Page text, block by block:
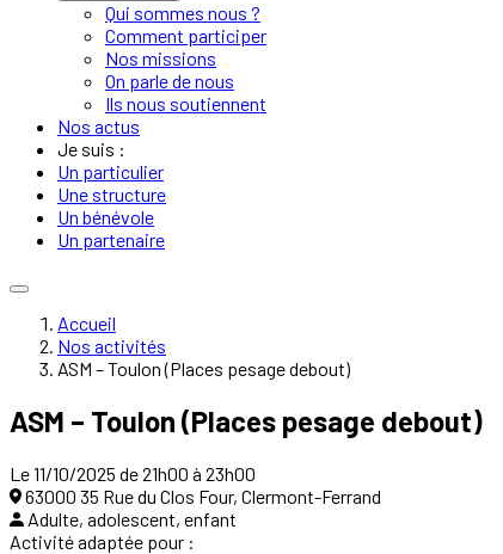
Qui sommes nous ?
Comment participer
Nos missions
On parle de nous
Ils nous soutiennent
Nos actus
Je suis :
Un particulier
Une structure
Un bénévole
Un partenaire
Accueil
Nos activités
ASM – Toulon (Places pesage debout)
ASM – Toulon (Places pesage debout)
Le 11/10/2025 de 21h00 à 23h00
63000 35 Rue du Clos Four, Clermont-Ferrand
Adulte, adolescent, enfant
Activité adaptée pour :